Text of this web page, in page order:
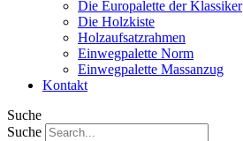
Die Europalette der Klassiker
Die Holzkiste
Holzaufsatzrahmen
Einwegpalette Norm
Einwegpalette Massanzug
Kontakt
Suche
Suche